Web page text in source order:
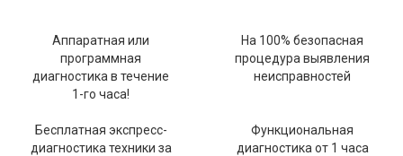
Аппаратная или
программная
диагностика в течение
1-го часа!
На 100% безопасная
процедура выявления
неисправностей
Бесплатная экспресс-
диагностика техники за
Функциональная
диагностика от 1 часа